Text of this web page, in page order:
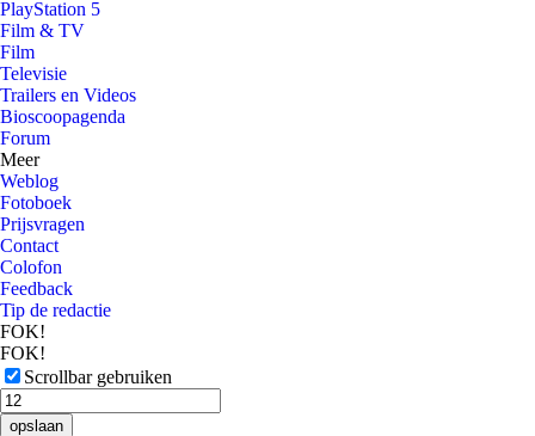
PlayStation 5
Film & TV
Film
Televisie
Trailers en Videos
Bioscoopagenda
Forum
Meer
Weblog
Fotoboek
Prijsvragen
Contact
Colofon
Feedback
Tip de redactie
FOK!
FOK!
Scrollbar gebruiken
opslaan